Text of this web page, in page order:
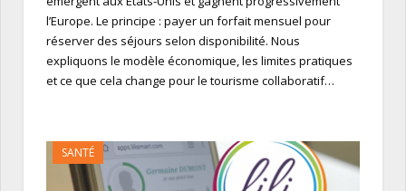
l’Europe. Le principe : payer un forfait mensuel pour
réserver des séjours selon disponibilité. Nous
expliquons le modèle économique, les limites pratiques
et ce que cela change pour le tourisme collaboratif…
SANTÉ